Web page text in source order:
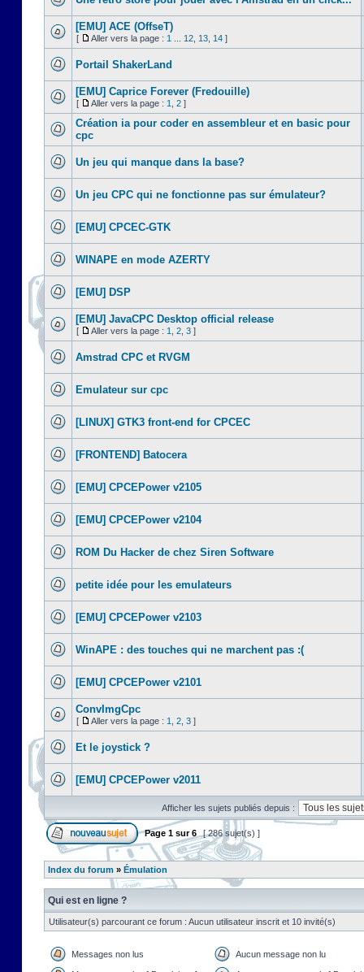
[EMU] ACE (OffseT)
[ Aller vers la page : 1 12 13 14 ]
Portail ShakerLand
[EMU] Caprice Forever (Fredouille)
[ Aller vers la page : 1 2 ]
Création ia pour coder en assembleur et en basic pour
cpc
Un jeu qui manque dans la base?
Un jeu CPC qui ne fonctionne pas sur émulateur?
[EMU] CPCEC-GTK
WINAPE en mode AZERTY
[EMU] DSP
[EMU] JavaCPC Desktop official release
[ Aller vers la page : 1 2 3 ]
Amstrad CPC et RVGM
Emulateur sur cpc
[LINUX] GTK3 front-end for CPCEC
[FRONTEND] Batocera
[EMU] CPCEPower v2105
[EMU] CPCEPower v2104
ROM Du Hacker de chez Siren Software
petite idée pour les emulateurs
[EMU] CPCEPower v2103
WinAPE : des touches qui ne marchent pas :(
[EMU] CPCEPower v2101
ConvImgCpc
[ Aller vers la page : 1 2 3 ]
Et le joystick ?
[EMU] CPCEPower v2011
Afficher les sujets publiés depuis :
Page 1 sur6 [ 286 sujet(s) ]
Index du forum » Émulation
Qui est en ligne ?
Utilisateur(s) parcourant ce forum : Aucun utilisateur inscrit et 10 invité(s)
Messages non lus Aucun message non lu